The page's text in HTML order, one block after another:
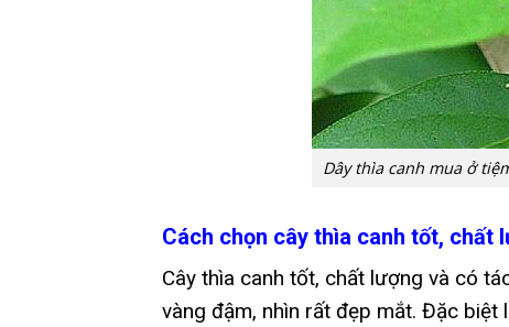
Dây thìa canh mua ở
Cách chọn cây thìa canh tốt, chất
Cây thìa canh tốt, chất lượng và có
vàng đậm, nhìn rất đẹp mắt. Đặc